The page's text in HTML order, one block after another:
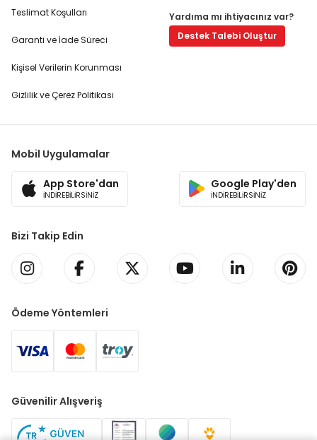
Teslimat Koşulları
Garanti ve İade Süreci
Kişisel Verilerin Korunması
Gizlilik ve Çerez Politikası
Yardıma mı ihtiyacınız var?
Destek Talebi Oluştur
Mobil Uygulamalar
App Store'dan
İNDİREBİLİRSİNİZ
Google Play'den
İNDİREBİLİRSİNİZ
Bizi Takip Edin
Ödeme Yöntemleri
Güvenilir Alışveriş